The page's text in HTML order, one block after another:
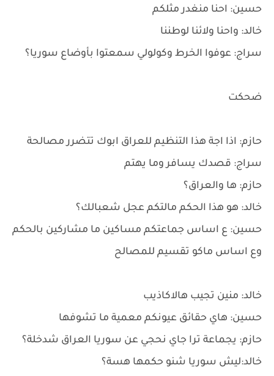
حسين: احنا منغدر مثلكم
خالد: واحنا ولائنا لوطننا
سراج: عوفوا الخرط وكولولي سمعتوا بأوضاع سوريا؟
ضحكت
حازم: اذا اجة هذا التنظيم للعراق ابوك تتضرر مصالحة
سراج: قصدك يسافر وما يهتم
حازم: ها والعراق؟
خالد: هو هذا الحكم مالتكم عجل شعبالك؟
حسين: ع اساس جماعتكم مساكين ما مشاركين بالحكم
وع اساس ماكو تقسيم للمصالح
خالد: منين تجيب هالاكاذيب
حسين: هاي حقائق عيونكم معمية ما تشوفها
حازم: يجماعة ترا جاي نحجي عن سوريا العراق شدخلة؟
خالد:ليش سوريا شنو حكمها هسة؟